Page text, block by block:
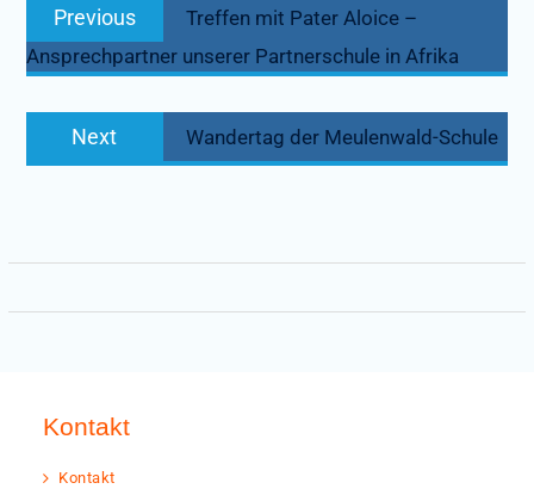
Previous
Previous
post:
Treffen mit Pater Aloice –
Ansprechpartner unserer Partnerschule in Afrika
Next
post:
Wandertag der Meulenwald-Schule
Kontakt
Kontakt